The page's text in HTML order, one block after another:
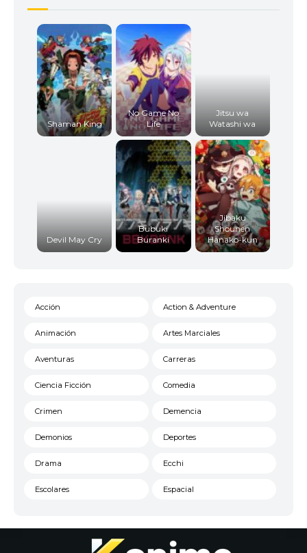
Shaman King
No Game No
Life
Jitsu wa
Watashi wa
Devil May Cry
Bubuki
Buranki
Jibaku
Shounen
Hanako-kun
Acción Action & Adventure
Animación Artes Marciales
Aventuras Carreras
Ciencia Ficción Comedia
Crimen Demencia
Demonios Deportes
Drama Ecchi
Escolares Espacial
Historico